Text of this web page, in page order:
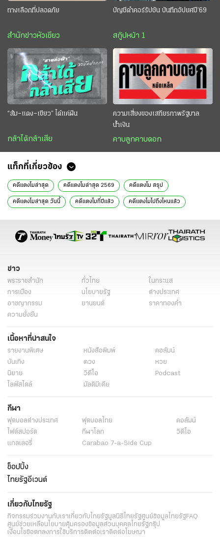
ทางเลือกที่ปลอดภัย
สำนักข่าวหัวเขียว
บัญชีดำคอร์รัปชัน บันทึกอัปยศปี’69
สกู๊ปหน้า 1
“ส้ม–แดง–เขียว” ได้แค่ฝัน
กล้าได้กล้าเสีย
ความเสี่ยงของเสถียรภาพรัฐบาล
น้ำเงิน
คาบลูกคาบดอก
แท็กที่เกี่ยวข้อง
คดีแตงโมล่าสุด คดีแตงโมล่าสุด 2569 คดีแตงโม สรุป
คดีแตงโมล่าสุด วันนี้ คดีแตงโมกี่ปีแล้ว คดีแตงโมไปถึงไหนแล้ว
คดีแตงโมนิดา คดีแตงโมจบหรือยัง แตงโม นิดา คดีแตงโม ดีเอสไอ
ข่าว
พระราชสำนัก ทั่วไทย
ในกระแส
การเมือง
นโยบายรัฐ
ต่างประเทศ
อาชญากรรม
ยานยนต์
ราคาทองคำ
ความยั่งยืน
เนื้อหาที่น่าสนใจ
รายงานพิเศษ หนังสือพิมพ์
คอลัมน์
บันเทิง
ดวง
หวย
นิยาย
วิดีโอ
Podcast
ไลฟ์สไตล์
มัลติมีเดีย
กีฬา
ฟุตบอลต่่างประเทศ ฟุตบอลไทย
คอลัมน์
ไฟต์สปอร์ต
กีฬาโลก
วิดีโอ
แกลเลอรี่
Carabao 7-a-Side Cup
ช็อปปิ้ง
ไทยรัฐอีเวนต์
เกี่ยวกับไทยรัฐ
กิจกรรมร่วมงานกับเราเกี่ยวกับไทยรัฐมูลนิธิไทยรัฐศูนย์ข้อมูลไทยรัฐFAQ
ศูนย์ช่วยเหลือนโยบายคุ้มครองข้อมูลส่วนบุคคลไทยรัฐกรุ๊ป
เงื่อนไขข้อตกลงการใช้บริการติดต่อเราติดต่อโฆษณา